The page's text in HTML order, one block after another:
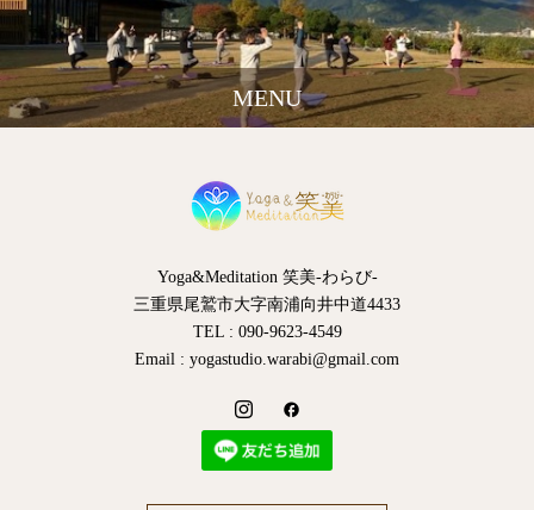
MENU
Yoga&Meditation 笑美-わらび-
三重県尾鷲市大字南浦向井中道4433
TEL : 090-9623-4549
Email : yogastudio.warabi@gmail.com